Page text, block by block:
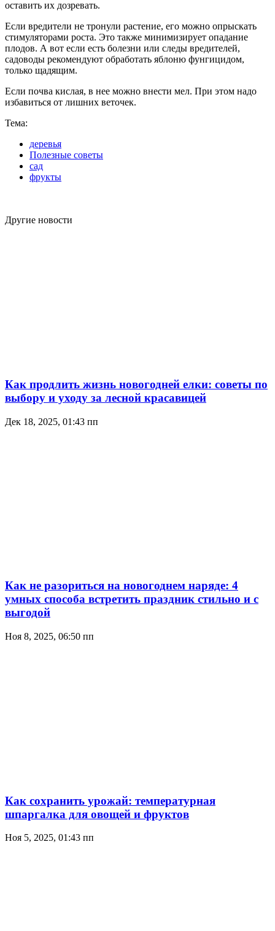
оставить их дозревать.
Если вредители не тронули растение, его можно опрыскать
стимуляторами роста. Это также минимизирует опадание
плодов. А вот если есть болезни или следы вредителей,
садоводы рекомендуют обработать яблоню фунгицидом,
только щадящим.
Если почва кислая, в нее можно внести мел. При этом надо
избавиться от лишних веточек.
Тема:
деревья
Полезные советы
сад
фрукты
Другие новости
Как продлить жизнь новогодней елки: советы по
выбору и уходу за лесной красавицей
Дек 18, 2025, 01:43 пп
Как не разориться на новогоднем наряде: 4
умных способа встретить праздник стильно и с
выгодой
Ноя 8, 2025, 06:50 пп
Как сохранить урожай: температурная
шпаргалка для овощей и фруктов
Ноя 5, 2025, 01:43 пп